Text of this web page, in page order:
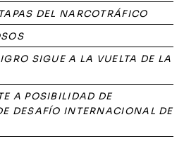
DEL NARCOTRÁFICO
SIGUE A LA VUELTA DE LA
A POSIBILIDAD DE
DESAFÍO INTERNACIONAL DE